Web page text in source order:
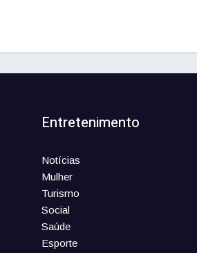
Entretenimento
Notícias
Mulher
Turismo
Social
Saúde
Esporte